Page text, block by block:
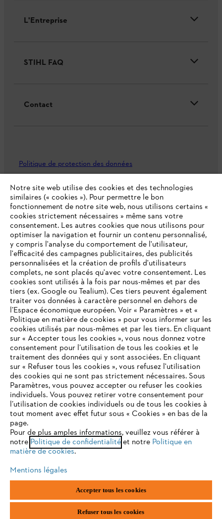
L'Entreprise
STIHL FAQ
Contact
Politique de protection des données
Mentions légales Utilisation des cookies
Informations juridiques
ANDREAS STIHL NV, Veurtstraat 117, 2870 Puurs-Sint-Amands,
België/Belgique
VAT Number: BE 0427.714.768
VOTRE NAVIGATEUR INTERNET
N'EST PLUS PRIS EN CHARGE
Vous utilisez un navigateur Internet que nous ne prenons plus
en charge, et certaines fonctionnalités de notre site ne
peuvent fonctionner correctement. Pour une utilisation
optimale de notre site, nous vous recommandons de passer à
l'un des navigateurs suivants :
firefox chrome
edge
Notre site web utilise des cookies et des technologies
similaires (« cookies »). Pour permettre le bon
fonctionnement de notre site web, nous utilisons certains «
cookies strictement nécessaires » même sans votre
consentement. Les autres cookies que nous utilisons pour
optimiser la navigation et fournir un contenu personnalisé,
y compris l'analyse du comportement de l'utilisateur,
l'efficacité des campagnes publicitaires, des publicités
personnalisées et la création de profils d'utilisateurs
complets, ne sont placés qu'avec votre consentement. Les
cookies sont utilisés à la fois par nous-mêmes et par des
tiers (ex. Google ou Tealium). Ces tiers peuvent également
traiter vos données à caractère personnel en dehors de
l’Espace économique européen. Voir « Paramètres » et «
Politique en matière de cookies » pour vous informer sur les
cookies utilisés par nous-mêmes et par les tiers. En cliquant
sur « Accepter tous les cookies », vous nous donnez votre
consentement pour l’utilisation de tous les cookies et le
traitement des données qui y sont associées. En cliquant
sur « Refuser tous les cookies », vous refusez l'utilisation
des cookies qui ne sont pas strictement nécessaires. Sous
Paramètres, vous pouvez accepter ou refuser les cookies
individuels. Vous pouvez retirer votre consentement pour
l’utilisation de cookies individuels ou de tous les cookies à
tout moment avec effet futur sous « Cookies » en bas de la
page.
Pour de plus amples informations, veuillez vous référer à
notre Politique de confidentialitéet notre Politique en
matière de cookies.
Mentions légales
Accepter tous les cookies
Refuser tous les cookies